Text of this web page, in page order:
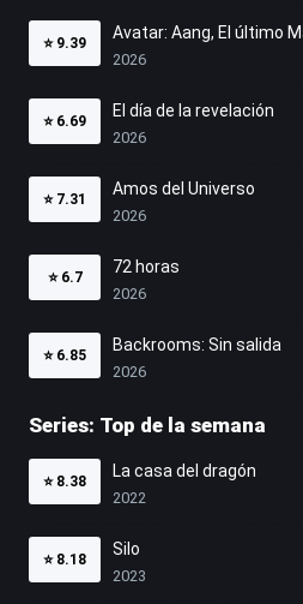
⭐ 9.39
Avatar: Aang, El último
2026
⭐ 6.69
El día de la revelación
2026
⭐ 7.31
Amos del Universo
2026
⭐ 6.7
72 horas
2026
⭐ 6.85
Backrooms: Sin salida
2026
Series: Top de la semana
⭐ 8.38
La casa del dragón
2022
⭐ 8.18
Silo
2023